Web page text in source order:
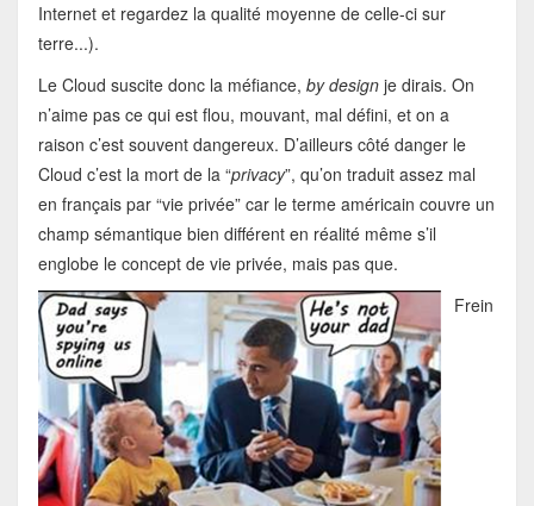
Internet et regardez la qualité moyenne de celle-ci sur
terre...).
Le Cloud suscite donc la méfiance, by design je dirais. On
n’aime pas ce qui est flou, mouvant, mal défini, et on a
raison c’est souvent dangereux. D’ailleurs côté danger le
Cloud c’est la mort de la “privacy”, qu’on traduit assez mal
en français par “vie privée” car le terme américain couvre un
champ sémantique bien différent en réalité même s’il
englobe le concept de vie privée, mais pas que.
Frein